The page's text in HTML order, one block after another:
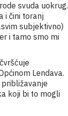
svuda uokrug.
i čini toranj
subjektivno)
i tamo smo mi
Lendava.
koji bi to mogli